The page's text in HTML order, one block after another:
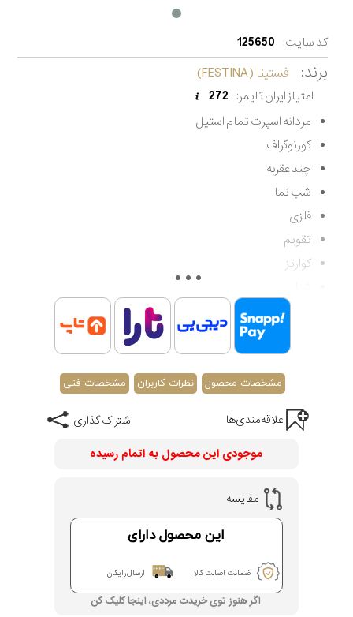
کد سایت: 125650
برند: فستینا (FESTINA)
امتیاز ایران تایمر: 272
مردانه اسپرت تمام استیل
کورنوگراف
چند عقربه
شب نما
فلزی
تقویم
کوارتز
مقاوم در برابر آب تا 100 متر (غواصی کم عمق)
اصالت کشور اسپانیا
گارانتی مادام العمر اصالت کالا
مشخصات محصول نظرات کاربران مشخصات فنی
اشتراک گذاری
علاقه‌مندی‌ها
موجودی این محصول به اتمام رسیده
مقایسه
این محصول دارای
ضمانت اصالت کالا ارسال رایگان
اگر هنوز توی خریدت مرددی، اینجا کلیک کن